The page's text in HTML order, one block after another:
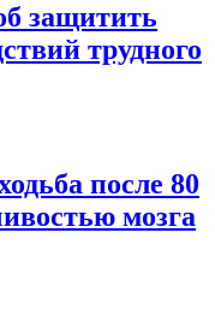
защитить
трудного
после 80
мозга